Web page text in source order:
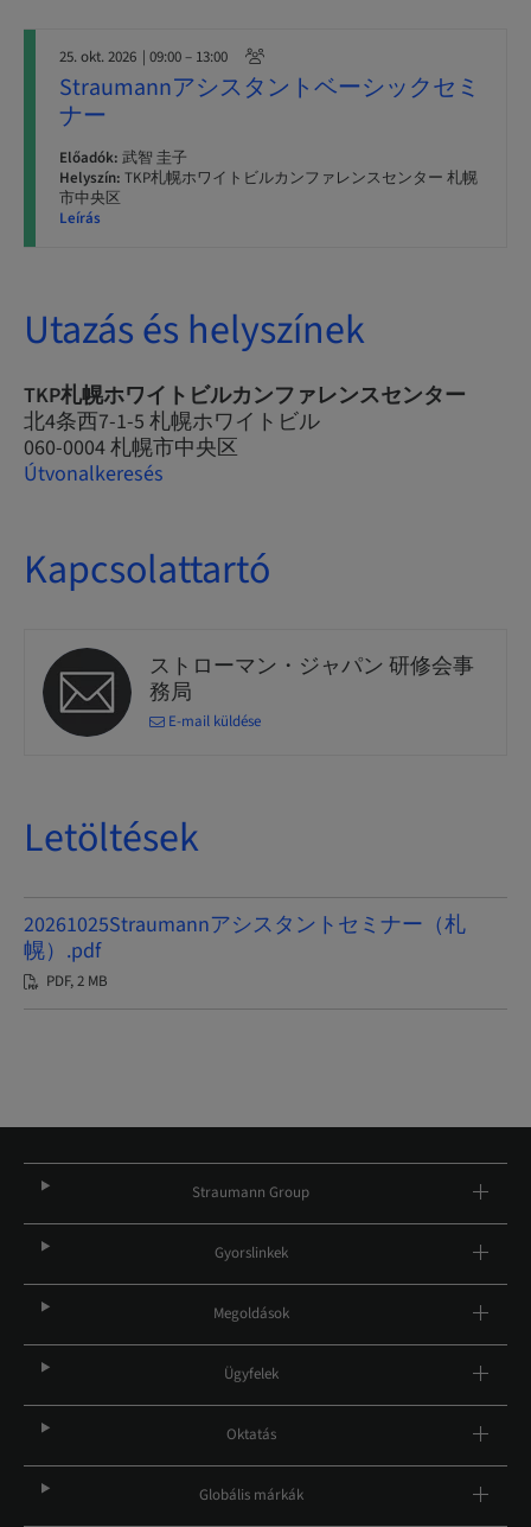
25. okt. 2026 | 09:00 – 13:00
Straumannアシスタントベーシックセミ
ナー
Előadók: 武智 圭子
Helyszín: TKP札幌ホワイトビルカンファレンスセンター 札幌
市中央区
Leírás
Utazás és helyszínek
TKP札幌ホワイトビルカンファレンスセンター
北4条西7-1-5 札幌ホワイトビル
060-0004 札幌市中央区
Útvonalkeresés
Kapcsolattartó
ストローマン・ジャパン 研修会事
務局
E-mail küldése
Letöltések
20261025Straumannアシスタントセミナー（札
幌）.pdf
PDF, 2 MB
Straumann Group
Gyorslinkek
Megoldások
Ügyfelek
Oktatás
Globális márkák